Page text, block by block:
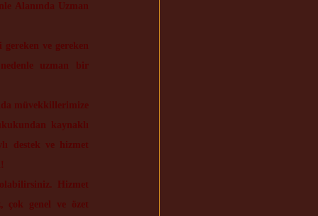
Alanında Uzman
ve gereken
uzman bir
müvekkillerimize
kaynaklı
destek ve hizmet
Hizmet
çok genel ve özet